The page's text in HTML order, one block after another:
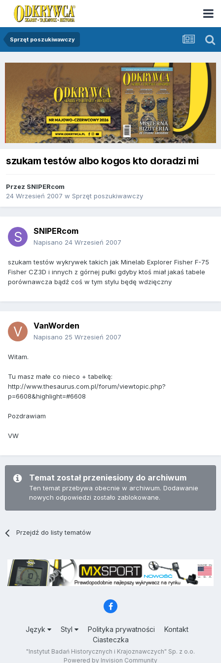
Sprzęt poszukiwawczy
szukam testów albo kogos kto doradzi mi
Przez SNIPERcom
24 Wrzesień 2007 w Sprzęt poszukiwawczy
SNIPERcom
Napisano 24 Wrzesień 2007
szukam testów wykrywek takich jak Minelab Explorer Fisher F-75
Fisher CZ3D i innych z górnej pułki gdyby ktoś miał jakaś tabele
porównawcza bądź coś w tym stylu będę wdzięczny
VanWorden
Napisano 25 Wrzesień 2007
Witam.
Tu masz małe co nieco + tabelkę:
http://www.thesaurus.com.pl/forum/viewtopic.php?
p=6608&highlight=#6608
Pozdrawiam
VW
Temat został przeniesiony do archiwum
Ten temat przebywa obecnie w archiwum. Dodawanie
nowych odpowiedzi zostało zablokowane.
Przejdź do listy tematów
Język Styl Polityka prywatności
Kontakt
Ciasteczka
"Instytut Badań Historycznych i Krajoznawczych" Sp. z o.o.
Powered by Invision Community